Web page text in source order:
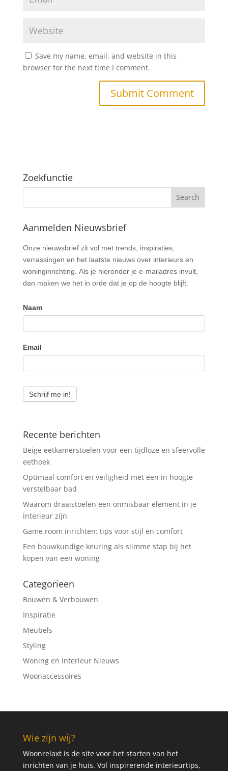
Save my name, email, and website in this
browser for the next time I comment.
Zoekfunctie
Aanmelden Nieuwsbrief
Onze nieuwsbrief zit vol met trends, inspiraties,
verrassingen en het laatste nieuws over interieurs en
woninginrichting. Als je hieronder je e-mailadres invult,
dan maken we het in orde dat je op de hoogte blijft.
Naam
Email
Schrijf me in!
Recente berichten
Beige eetkamerstoelen voor een tijdloze en sfeervolle
eethoek
Optimaal comfort en veiligheid met een in hoogte
verstelbaar bad
Waarom draaistoelen een onmisbaar element in je
interieur zijn
Game room inrichten: tips voor stijl en comfort
Een bouwkundige keuring als slimme stap bij het
kopen van een woning
Categorieen
Bouwen & Verbouwen
Inspiratie
Meubels
Styling
Woning en Interieur Nieuws
Woonaccessoires
Wie zijn wij?
Woonrelaxt is de site voor het starten van het
inrichten van je huis. Vol inspirerende interieurtips,